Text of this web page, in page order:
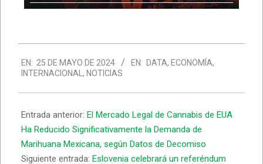
EN: 25 DE MAYO DE 2024 EN: DATA, ECONOMÍA,
INTERNACIONAL, NOTICIAS
Entrada anterior: El Mercado Legal de Cannabis de EUA
Ha Reducido Significativamente la Demanda de
Marihuana Mexicana, según Datos de Decomiso
Siguiente entrada: Eslovenia celebrará un referéndum